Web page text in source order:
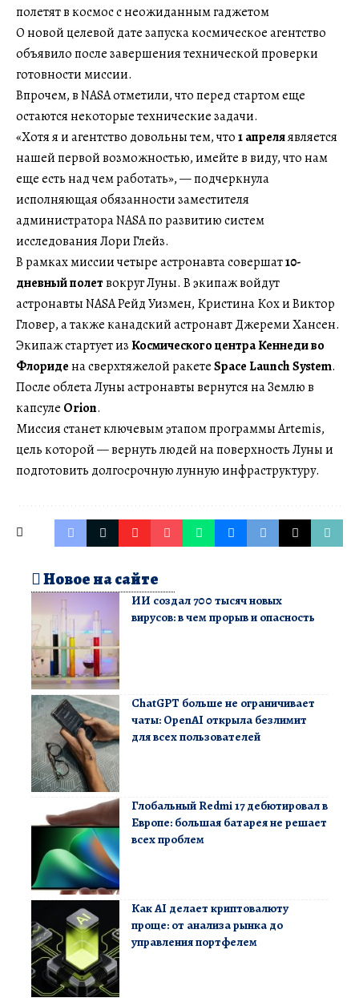
полетят в космос с неожиданным гаджетом
О новой целевой дате запуска космическое агентство
объявило после завершения технической проверки
готовности миссии.
Впрочем, в NASA отметили, что перед стартом еще
остаются некоторые технические задачи.
«Хотя я и агентство довольны тем, что1 апреляявляется
нашей первой возможностью, имейте в виду, что нам
еще есть над чем работать», — подчеркнула
исполняющая обязанности заместителя
администратора NASA по развитию систем
исследования Лори Глейз.
В рамках миссии четыре астронавта совершат10-
дневный полетвокруг Луны. В экипаж войдут
астронавты NASA Рейд Уизмен, Кристина Кох и Виктор
Гловер, а также канадский астронавт Джереми Хансен.
Экипаж стартует изКосмического центра Кеннеди во
Флоридена сверхтяжелой ракетеSpace Launch System.
После облета Луны астронавты вернутся на Землю в
капсуле Orion.
Миссия станет ключевым этапом программы Artemis,
цель которой — вернуть людей на поверхность Луны и
подготовить долгосрочную лунную инфраструктуру.
Новое на сайте
ИИ создал 700 тысяч новых
вирусов: в чем прорыв и опасность
ChatGPT больше не ограничивает
чаты: OpenAI открыла безлимит
для всех пользователей
Глобальный Redmi 17 дебютировал в
Европе: большая батарея не решает
всех проблем
Как AI делает криптовалюту
проще: от анализа рынка до
управления портфелем